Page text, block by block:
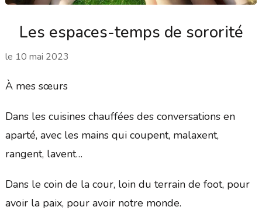
Les espaces-temps de sororité
le 10 mai 2023
À mes sœurs
Dans les cuisines chauffées des conversations en
aparté, avec les mains qui coupent, malaxent,
rangent, lavent…
Dans le coin de la cour, loin du terrain de foot, pour
avoir la paix, pour avoir notre monde.